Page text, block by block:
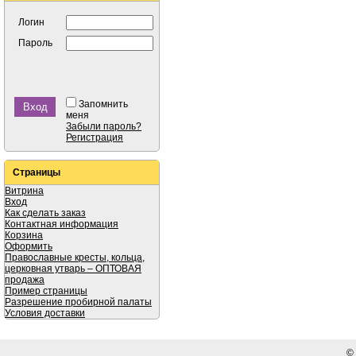
Логин
Пароль
Запомнить
меня
Забыли пароль?
Регистрация
Страницы
Витрина
Вход
Как сделать заказ
Контактная информация
Корзина
Оформить
Православные кресты, кольца,
церковная утварь – ОПТОВАЯ
продажа
Пример страницы
Разрешение пробирной палаты
Условия доставки
©